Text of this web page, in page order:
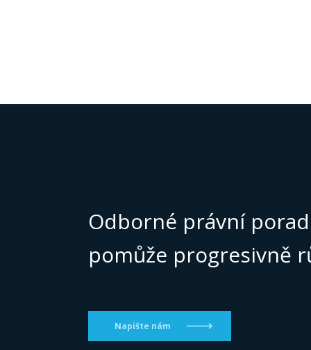
Odborné právní
pomůže progresivně
Napište nám